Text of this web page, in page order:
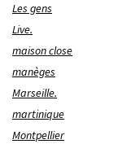
Les gens
Live.
maison close
manèges
Marseille.
martinique
Montpellier